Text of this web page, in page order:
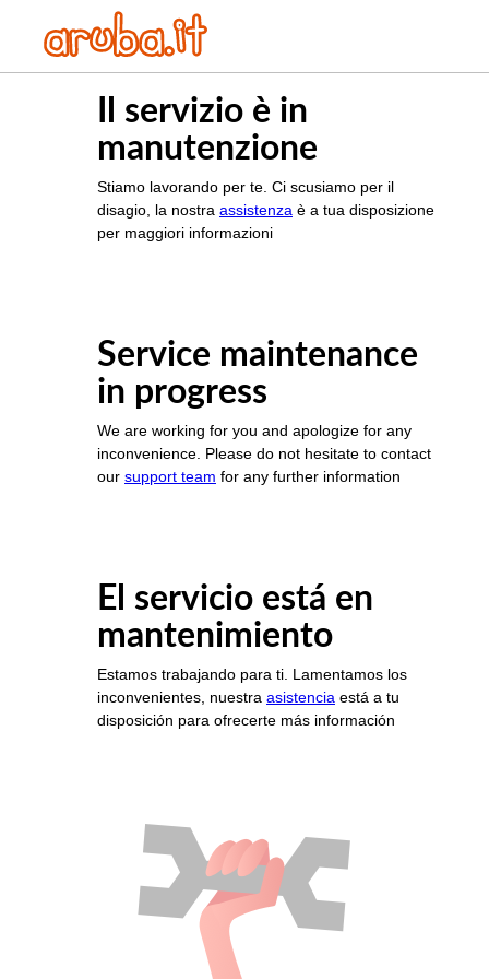
Il servizio è in
manutenzione
Stiamo lavorando per te. Ci scusiamo per il
disagio, la nostra assistenza è a tua disposizione
per maggiori informazioni
Service maintenance
in progress
We are working for you and apologize for any
inconvenience. Please do not hesitate to contact
our support team for any further information
El servicio está en
mantenimiento
Estamos trabajando para ti. Lamentamos los
inconvenientes, nuestra asistencia está a tu
disposición para ofrecerte más información